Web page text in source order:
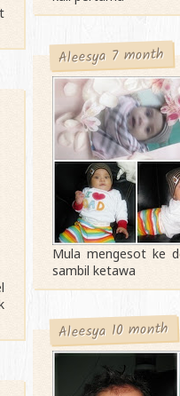
Aleesya 7 month
Mula mengesot ke
sambil ketawa
Aleesya 10 month